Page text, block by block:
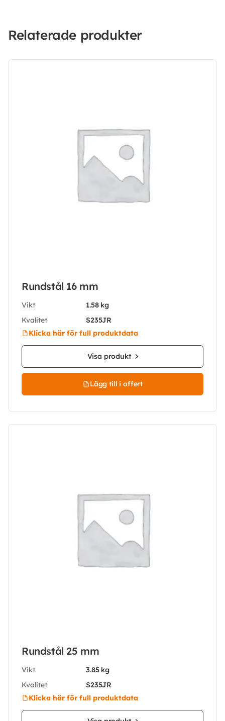
Relaterade produkter
Rundstål 16 mm
Vikt
1.58 kg
Kvalitet
S235JR
Klicka här för full produktdata
Visa produkt
Lägg till i offert
Rundstål 25 mm
Vikt
3.85 kg
Kvalitet
S235JR
Klicka här för full produktdata